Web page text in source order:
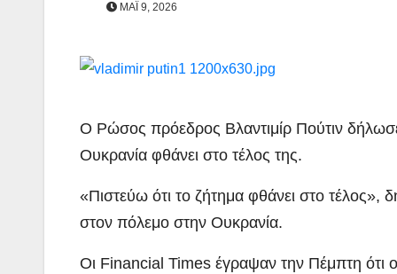
ΜΆΙ 9, 2026
Ο Ρώσος πρόεδρος Βλαντιμίρ Πούτιν
Ουκρανία φθάνει στο τέλος της.
«Πιστεύω ότι το ζήτημα φθάνει στο
στον πόλεμο στην Ουκρανία.
Οι Financial Times έγραψαν την Πέμπτη ότι